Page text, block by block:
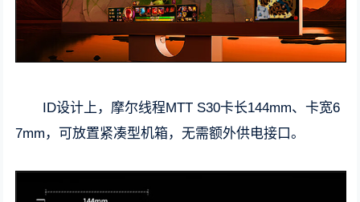
ID设计上，摩尔线程MTT S30卡长144mm、卡宽6
7mm，可放置紧凑型机箱，无需额外供电接口。